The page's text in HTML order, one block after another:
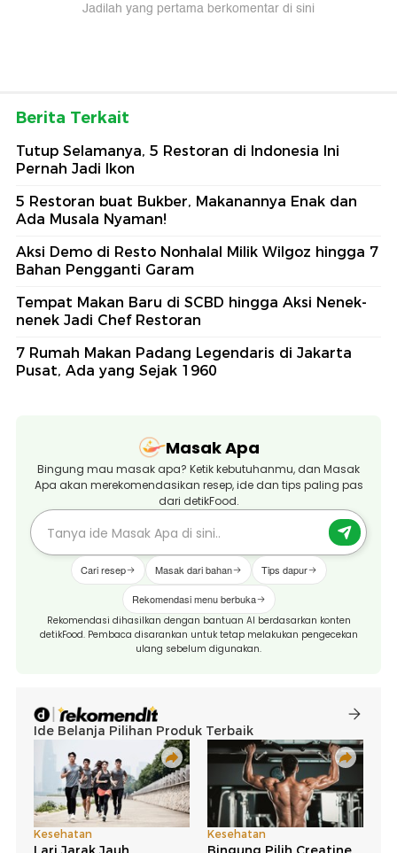
Jadilah yang pertama berkomentar di sini
Berita Terkait
Tutup Selamanya, 5 Restoran di Indonesia Ini
Pernah Jadi Ikon
5 Restoran buat Bukber, Makanannya Enak dan
Ada Musala Nyaman!
Aksi Demo di Resto Nonhalal Milik Wilgoz hingga 7
Bahan Pengganti Garam
Tempat Makan Baru di SCBD hingga Aksi Nenek-
nenek Jadi Chef Restoran
7 Rumah Makan Padang Legendaris di Jakarta
Pusat, Ada yang Sejak 1960
Masak Apa
Bingung mau masak apa? Ketik kebutuhanmu, dan Masak
Apa akan merekomendasikan resep, ide dan tips paling pas
dari detikFood.
Cari resep Masak dari bahan Tips dapur
Rekomendasi menu berbuka
Rekomendasi dihasilkan dengan bantuan AI berdasarkan konten
detikFood. Pembaca disarankan untuk tetap melakukan pengecekan
ulang sebelum digunakan.